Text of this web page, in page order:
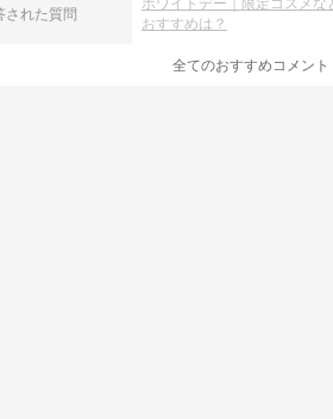
された質問
ホワイトデー｜限定コスメ
おすすめは？
全てのおすすめコメント